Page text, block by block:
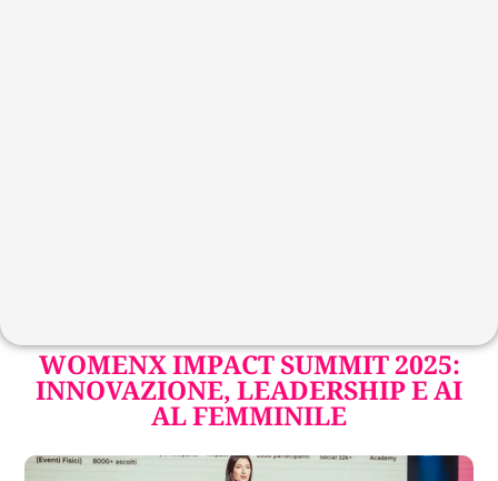
WOMENX IMPACT SUMMIT 2025:
INNOVAZIONE, LEADERSHIP E AI
AL FEMMINILE